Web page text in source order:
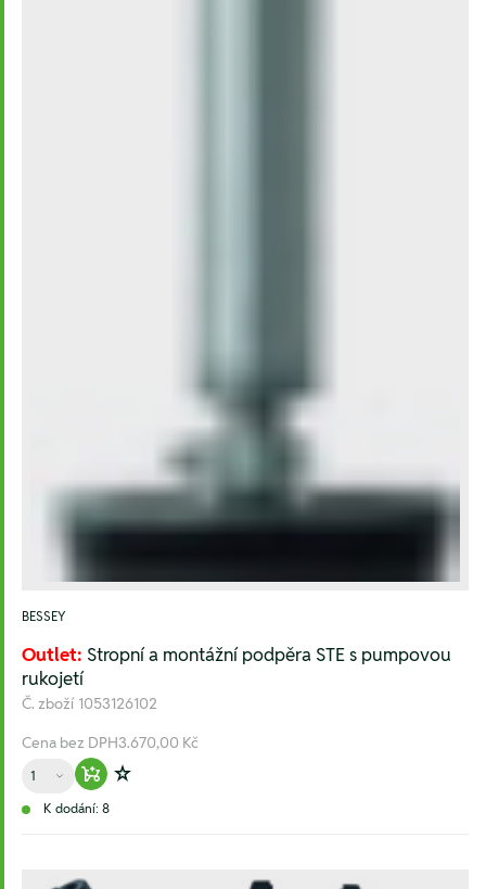
BESSEY
Outlet: Stropní a montážní podpěra STE s pumpovou
rukojetí
Č. zboží 1053126102
Cena bez DPH3.670,00 Kč
Množství
Warenkorb hinzufügen
Zur Wunschliste hinzufügen
K dodání: 8